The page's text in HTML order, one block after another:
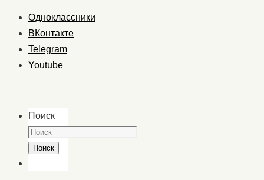
Одноклассники
ВКонтакте
Telegram
Youtube
Поиск
Поиск